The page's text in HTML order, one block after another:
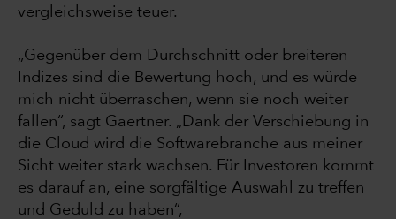
vergleichsweise teuer.
„Gegenüber dem Durchschnitt oder breiteren
Indizes sind die Bewertung hoch, und es würde
mich nicht überraschen, wenn sie noch weiter
fallen“, sagt Gaertner. „Dank der Verschiebung in
die Cloud wird die Softwarebranche aus meiner
Sicht weiter stark wachsen. Für Investoren kommt
es darauf an, eine sorgfältige Auswahl zu treffen
und Geduld zu haben“,